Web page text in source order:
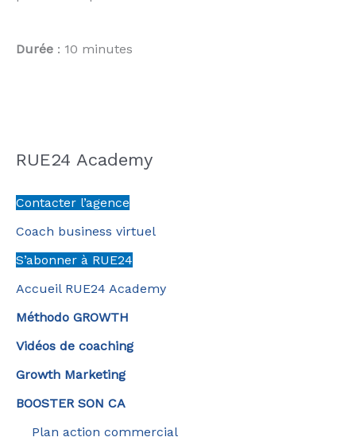
RUE24 Academy
Contacter l’agence
Coach business virtuel
S’abonner à RUE24
Accueil RUE24 Academy
Méthodo GROWTH
Vidéos de coaching
Growth Marketing
BOOSTER SON CA
Plan action commercial
Durée : 10 minutes